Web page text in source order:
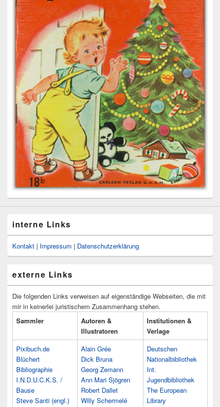
interne Links
Kontakt | Impressum | Datenschutzerklärung
externe Links
Die folgenden Links verweisen auf eigenständige Webseiten, die mit
mir in keinerlei juristischem Zusammenhang stehen.
Sammler
Autoren &
Illustratoren
Institutionen &
Verlage
Pixibuch.de
Blüchert
Bibliographie
I.N.D.U.C.K.S. /
Bause
Steve Santi (engl.)
Alain Grée
Dick Bruna
Georg Zemann
Ann Mari Sjögren
Robert Dallet
Willy Schermelé
Deutschen
Nationalbibliothek
Int.
Jugendbibliothek
The European
Library